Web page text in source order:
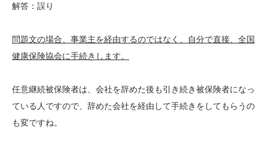
解答：誤り
問題文の場合、事業主を経由するのではなく、自分で直接、全国
健康保険協会に手続きします。
任意継続被保険者は、会社を辞めた後も引き続き被保険者になっ
ている人ですので、辞めた会社を経由して手続きをしてもらうの
も変ですね。